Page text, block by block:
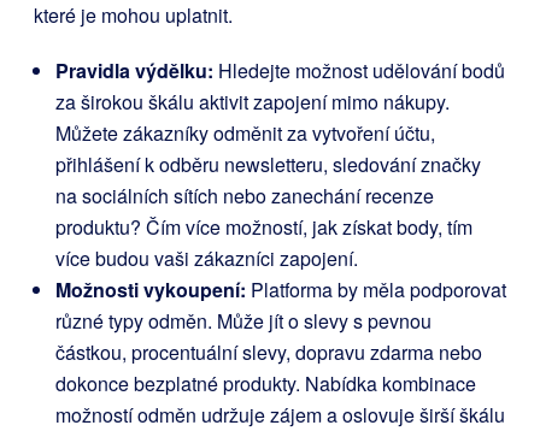
které je mohou uplatnit.
Pravidla výdělku: Hledejte možnost udělování bodů
za širokou škálu aktivit zapojení mimo nákupy.
Můžete zákazníky odměnit za vytvoření účtu,
přihlášení k odběru newsletteru, sledování značky
na sociálních sítích nebo zanechání recenze
produktu? Čím více možností, jak získat body, tím
více budou vaši zákazníci zapojení.
Možnosti vykoupení: Platforma by měla podporovat
různé typy odměn. Může jít o slevy s pevnou
částkou, procentuální slevy, dopravu zdarma nebo
dokonce bezplatné produkty. Nabídka kombinace
možností odměn udržuje zájem a oslovuje širší škálu